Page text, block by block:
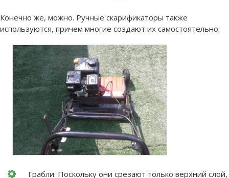
Конечно же, можно. Ручные скарификаторы также
используются, причем многие создают их самостоятельно:
Грабли. Поскольку они срезают только верхний слой,